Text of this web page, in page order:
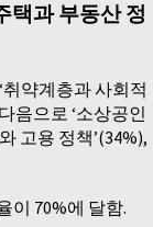
택과 부동산 정
약계층과 사회적
음으로 ‘소상공인
고용 정책’(34%),
이 70%에 달함.